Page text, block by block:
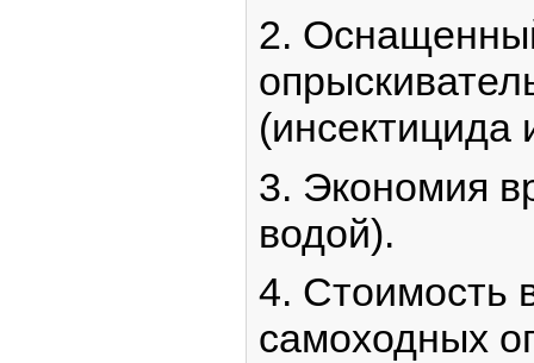
2.
(инсектицида
3. Экономия
водой).
4. Стоимость
самоходных